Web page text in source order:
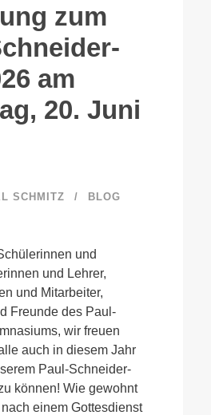
zum
am
20. Juni
SCHMITZ
BLOG
und
und Lehrer,
und Mitarbeiter,
Freunde des Paul-
wir freuen
auch in diesem Jahr
Paul-Schneider-
können! Wie gewohnt
einem Gottesdienst